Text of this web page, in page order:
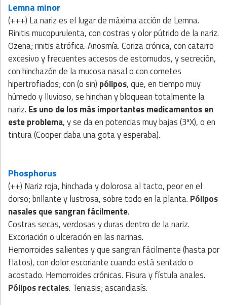
Lemna minor
(+++) La nariz es el lugar de máxima acción de Lemna.
Rinitis mucopurulenta, con costras y olor pútrido de la nariz.
Ozena; rinitis atrófica. Anosmía. Coriza crónica, con catarro
excesivo y frecuentes accesos de estornudos, y secreción,
con hinchazón de la mucosa nasal o con cornetes
hipertrofiados; con (o sin) pólipos, que, en tiempo muy
húmedo y lluvioso, se hinchan y bloquean totalmente la
nariz. Es uno de los más importantes medicamentos en
este problema, y se da en potencias muy bajas (3ªX), o en
tintura (Cooper daba una gota y esperaba).
Phosphorus
(++) Nariz roja, hinchada y dolorosa al tacto, peor en el
dorso; brillante y lustrosa, sobre todo en la planta. Pólipos
nasales que sangran fácilmente.
Costras secas, verdosas y duras dentro de la nariz.
Excoriación o ulceración en las narinas.
Hemorroides salientes y que sangran fácilmente (hasta por
flatos), con dolor escoriante cuando está sentado o
acostado. Hemorroides crónicas. Fisura y fístula anales.
Pólipos rectales. Teniasis; ascaridiasís.